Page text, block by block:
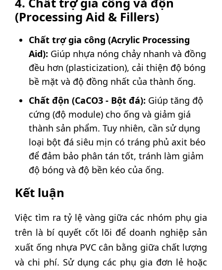
(Processing Aid & Fillers)
Chất trợ gia công (Acrylic Processing
Aid): Giúp nhựa nóng chảy nhanh và đồng
đều hơn (plasticization), cải thiện độ bóng
bề mặt và độ đồng nhất của thành ống.
Chất độn (CaCO3 - Bột đá): Giúp tăng độ
cứng (độ module) cho ống và giảm giá
thành sản phẩm. Tuy nhiên, cần sử dụng
loại bột đá siêu mịn có tráng phủ axit béo
để đảm bảo phân tán tốt, tránh làm giảm
độ bóng và độ bền kéo của ống.
Kết luận
Việc tìm ra tỷ lệ vàng giữa các nhóm phụ gia
trên là bí quyết cốt lõi để doanh nghiệp sản
xuất ống nhựa PVC cân bằng giữa chất lượng
và chi phí. Sử dụng các phụ gia đơn lẻ hoặc